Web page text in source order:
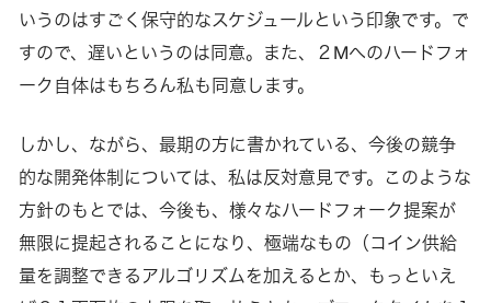
いうのはすごく保守的なスケジュールという印象です。で
すので、遅いというのは同意。また、２Mへのハードフォ
ーク自体はもちろん私も同意します。
しかし、ながら、最期の方に書かれている、今後の競争
的な開発体制については、私は反対意見です。このような
方針のもとでは、今後も、様々なハードフォーク提案が
無限に提起されることになり、極端なもの（コイン供給
量を調整できるアルゴリズムを加えるとか、もっといえ